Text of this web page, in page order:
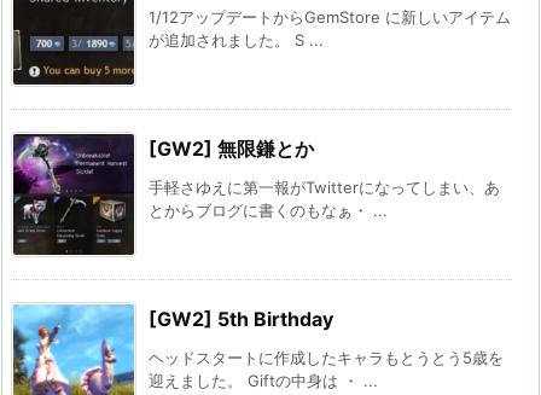
1/12アップデートからGemStore に新しいアイテム
が追加されました。 S ...
[GW2] 無限鎌とか
手軽さゆえに第一報がTwitterになってしまい、あ
とからブログに書くのもなぁ・ ...
[GW2] 5th Birthday
ヘッドスタートに作成したキャラもとうとう5歳を
迎えました。 Giftの中身は ・ ...